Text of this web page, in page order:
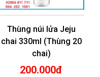
Thùng núi lửa Jeju
chai 330ml (Thùng 20
chai)
200.000đ